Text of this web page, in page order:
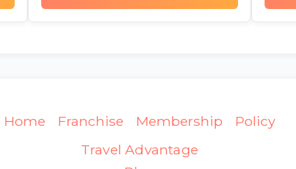
Home Franchise Membership
Policy
Travel Advantage